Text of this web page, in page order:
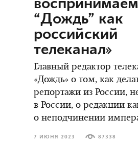
воспринимаем
“Дождь” как
российский
телеканал»
Главный редактор
«Дождь» о том, как
репортажи из России,
в России, о редакции
о неподчинении
7 ИЮНЯ 2023 87338